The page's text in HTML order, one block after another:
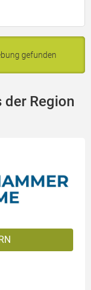
gefunden
der Region